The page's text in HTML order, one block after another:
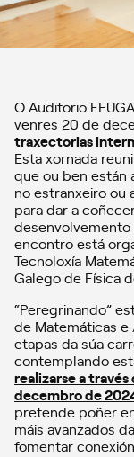
O Auditorio
venres 20 de
traxectorias
Esta xornada
que ou ben están
no estranxeiro ou
para dar a
encontro está
Tecnoloxía
Galego de Física
“Peregrinando”
de Matemáticas e
etapas da súa
contemplando
realizarse a través
decembro de
pretende poñer
máis avanzados
fomentar